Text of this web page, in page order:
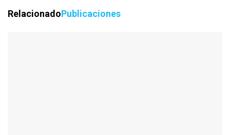
RelacionadoPublicaciones